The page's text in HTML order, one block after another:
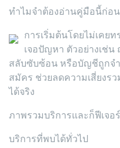
ทำไมจำต้องอ่านคู่มือนี้ก่อ
การเริ่มต้นโดยไม่เคย
เจอปัญหา ตัวอย่างเช่
สลับซับซ้อน หรือบัญชีถูกจ
สมัคร ช่วยลดความเสี่ยงร
ได้จริง
ภาพรวมบริการและก็ฟีเจอ
บริการที่พบได้ทั่วไป